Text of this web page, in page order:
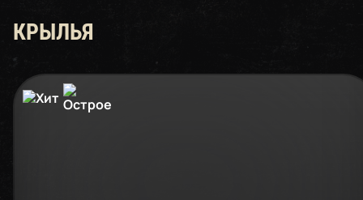
КРЫЛЬЯ